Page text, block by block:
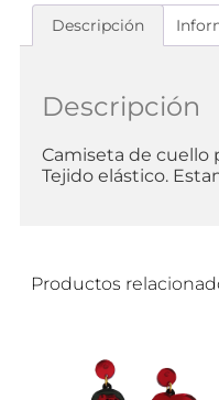
Descripción
Descripción
Camiseta de cuello
Tejido elástico.
Productos